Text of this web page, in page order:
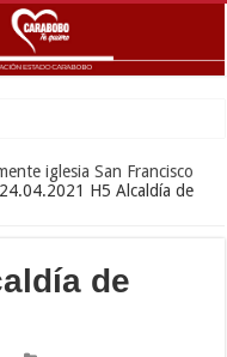
iglesia San Francisco
24.04.2021 H5 Alcaldía de
de